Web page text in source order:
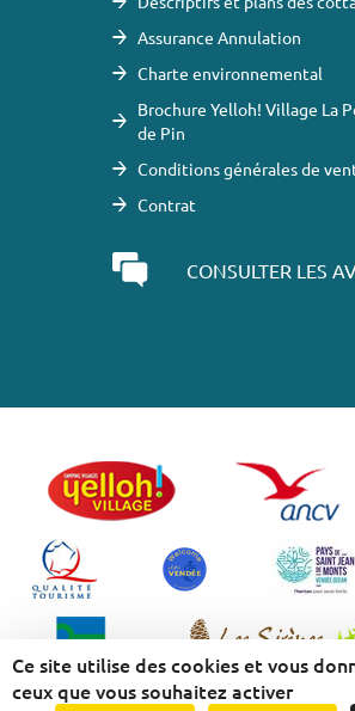
Ce site utilise des cookies et vous
ceux que vous souhaitez activer
Assurance Annulation
Charte environnemental
Brochure Yelloh! Village La
de Pin
Conditions générales de
Contrat
CONSULTER LES